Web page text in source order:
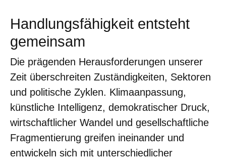
Handlungsfähigkeit entsteht
gemeinsam
Die prägenden Herausforderungen unserer
Zeit überschreiten Zuständigkeiten, Sektoren
und politische Zyklen. Klimaanpassung,
künstliche Intelligenz, demokratischer Druck,
wirtschaftlicher Wandel und gesellschaftliche
Fragmentierung greifen ineinander und
entwickeln sich mit unterschiedlicher